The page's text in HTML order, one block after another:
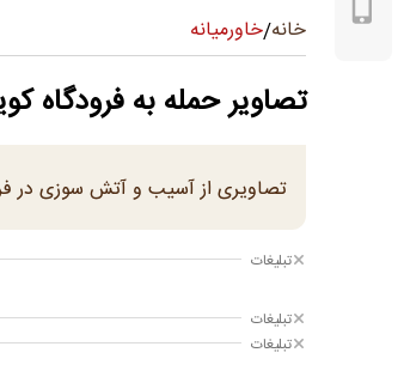
خانه/خاورمیانه
تصاویر حمله به فرودگاه
تصاویری از آسیب و آتش سوزی در
تبلیغات
تبلیغات
تبلیغات